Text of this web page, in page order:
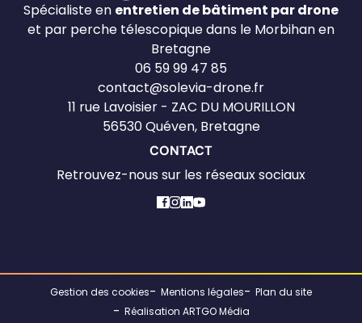
Spécialiste en entretien de bâtiment par drone
et par perche télescopique dans le Morbihan en
Bretagne
06 59 99 47 85
contact@solevia-drone.fr
11 rue Lavoisier - ZAC DU MOURILLON
56530 Quéven, Bretagne
CONTACT
Retrouvez-nous sur les réseaux sociaux
Gestion des cookies Mentions légales
Plan du site
Réalisation ARTGO Média